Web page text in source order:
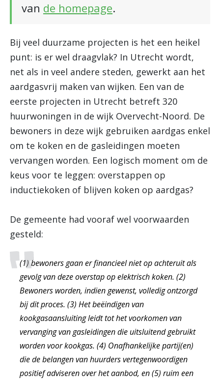
van de homepage.
Bij veel duurzame projecten is het een heikel
punt: is er wel draagvlak? In Utrecht wordt,
net als in veel andere steden, gewerkt aan het
aardgasvrij maken van wijken. Een van de
eerste projecten in Utrecht betreft 320
huurwoningen in de wijk Overvecht-Noord. De
bewoners in deze wijk gebruiken aardgas enkel
om te koken en de gasleidingen moeten
vervangen worden. Een logisch moment om de
keus voor te leggen: overstappen op
inductiekoken of blijven koken op aardgas?
De gemeente had vooraf wel voorwaarden
gesteld:
(1) bewoners gaan er financieel niet op achteruit als
gevolg van deze overstap op elektrisch koken. (2)
Bewoners worden, indien gewenst, volledig ontzorgd
bij dit proces. (3) Het beëindigen van
kookgasaansluiting leidt tot het voorkomen van
vervanging van gasleidingen die uitsluitend gebruikt
worden voor kookgas. (4) Onafhankelijke partij(en)
die de belangen van huurders vertegenwoordigen
positief adviseren over het aanbod, en (5) ruim een